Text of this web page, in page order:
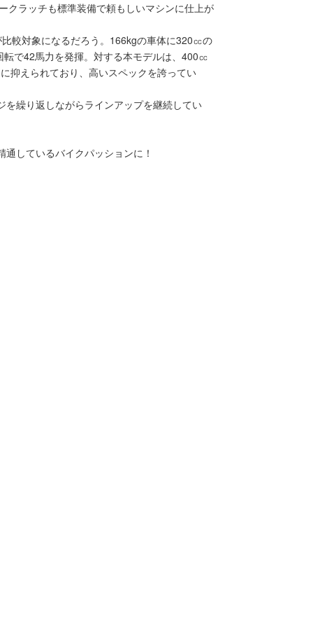
クラッチも標準装備で頼もしいマシンに仕上が
較対象になるだろう。166kgの車体に320㏄の
で42馬力を発揮。対する本モデルは、400㏄
抑えられており、高いスペックを誇ってい
繰り返しながらラインアップを継続してい
しているバイクパッションに！